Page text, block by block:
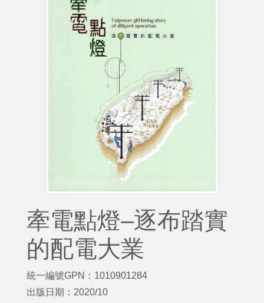
牽電點燈–逐布踏實
的配電大業
統一編號GPN：1010901284
出版日期：2020/10